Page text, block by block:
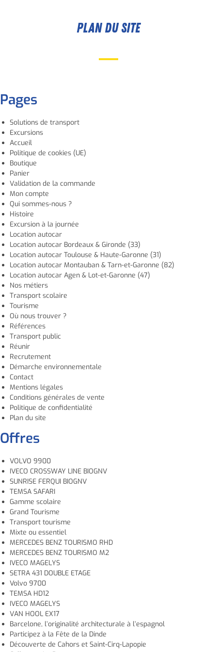
PLAN DU SITE
Pages
Solutions de transport
Excursions
Accueil
Politique de cookies (UE)
Boutique
Panier
Validation de la commande
Mon compte
Qui sommes-nous ?
Histoire
Excursion à la journée
Location autocar
Location autocar Bordeaux & Gironde (33)
Location autocar Toulouse & Haute-Garonne (31)
Location autocar Montauban & Tarn-et-Garonne (82)
Location autocar Agen & Lot-et-Garonne (47)
Nos métiers
Transport scolaire
Tourisme
Où nous trouver ?
Références
Transport public
Réunir
Recrutement
Démarche environnementale
Contact
Mentions légales
Conditions générales de vente
Politique de confidentialité
Plan du site
Offres
VOLVO 9900
IVECO CROSSWAY LINE BIOGNV
SUNRISE FERQUI BIOGNV
TEMSA SAFARI
Gamme scolaire
Grand Tourisme
Transport tourisme
Mixte ou essentiel
MERCEDES BENZ TOURISMO RHD
MERCEDES BENZ TOURISMO M2
IVECO MAGELYS
SETRA 431 DOUBLE ETAGE
Volvo 9700
TEMSA HD12
IVECO MAGELYS
VAN HOOL EX17
Barcelone, l’originalité architecturale à l’espagnol
Participez à la Fête de la Dinde
Découverte de Cahors et Saint-Cirq-Lapopie